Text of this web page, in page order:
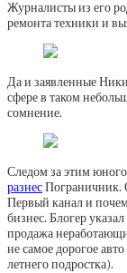
Журналисты из его
ремонта техники и
Да и заявленные
сфере в таком
сомнение.
Следом за этим
разнесПограничник.
Первый канал и
бизнес. Блогер
продажа
не самое дорогое
летнего подростка).